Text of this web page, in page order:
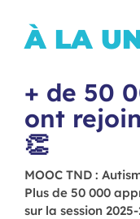
À LA
+ de 50
ont
👏
MOOC TND :
Plus de 50 000
sur la session